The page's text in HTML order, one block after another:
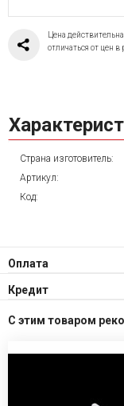
Цена
отличаться от цен
Страна изготовитель:
Артикул:
Код:
Оплата
Кредит
С этим товаром